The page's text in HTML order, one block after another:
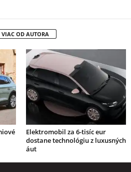
VIAC OD AUTORA
Elektromobil za 6-tisíc eur
dostane technológiu z luxusných
áut